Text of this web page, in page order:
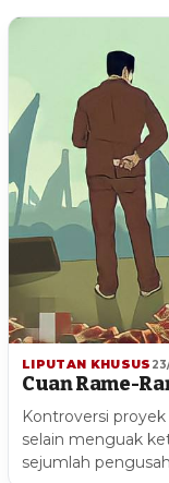
LIPUTAN KHUSUS
Cuan Rame-
Kontroversi
selain menguak
sejumlah